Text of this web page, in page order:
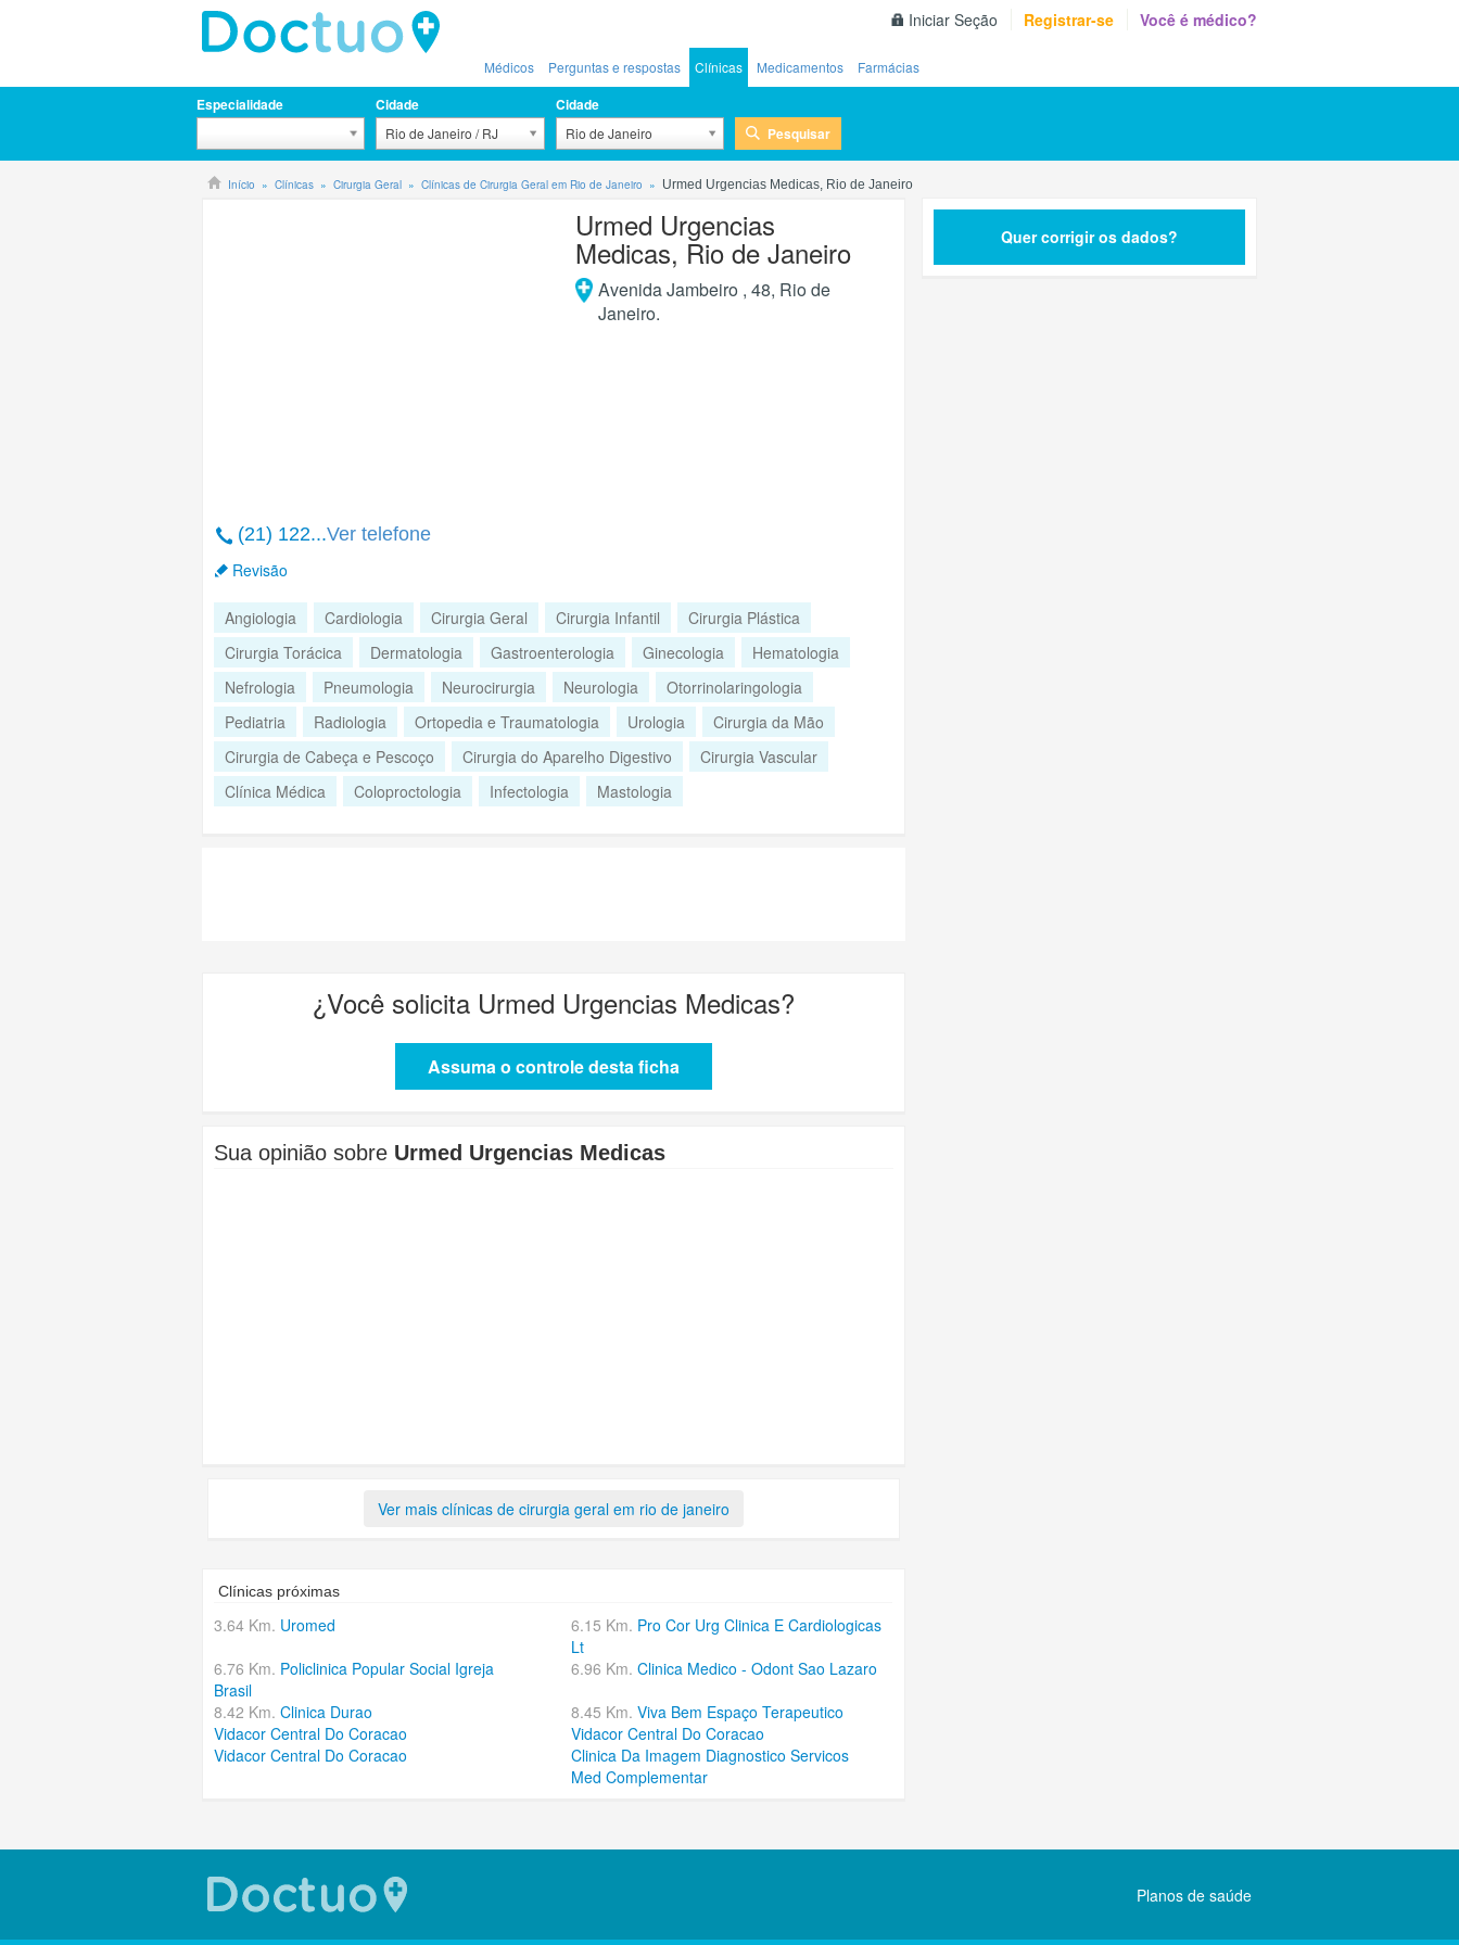
Iniciar Seção Registrar-se Você é médico?
Médicos Perguntas e respostas Clínicas Medicamentos Farmácias
Especialidade Cidade
Rio de Janeiro / RJ
Cidade
Rio de Janeiro Pesquisar
Início Clínicas Cirurgia Geral Clínicas de Cirurgia Geral em Rio de Janeiro Urmed Urgencias Medicas, Rio de Janeiro
(21) 122...Ver telefone
Revisão
Urmed Urgencias
Medicas, Rio de Janeiro
Avenida Jambeiro , 48, Rio de
Janeiro.
Angiologia Cardiologia Cirurgia Geral Cirurgia Infantil
Cirurgia Plástica
Cirurgia Torácica
Dermatologia Gastroenterologia Ginecologia
Hematologia
Nefrologia
Pneumologia Neurocirurgia Neurologia
Otorrinolaringologia
Pediatria
Radiologia Ortopedia e Traumatologia Urologia
Cirurgia da Mão
Cirurgia de Cabeça e Pescoço
Cirurgia do Aparelho Digestivo
Cirurgia Vascular
Clínica Médica
Coloproctologia Infectologia Mastologia
¿Você solicita Urmed Urgencias Medicas?
Assuma o controle desta ficha
Sua opinião sobre Urmed Urgencias Medicas
Ver mais clínicas de cirurgia geral em rio de janeiro
Clínicas próximas
3.64 Km. Uromed 6.15 Km. Pro Cor Urg Clinica E Cardiologicas
Lt
6.76 Km. Policlinica Popular Social Igreja
Brasil
6.96 Km.Clinica Medico - Odont Sao Lazaro
8.42 Km. Clinica Durao 8.45 Km.Viva Bem Espaço Terapeutico
Vidacor Central Do Coracao
Vidacor Central Do Coracao
Vidacor Central Do Coracao
Clinica Da Imagem Diagnostico Servicos
Med Complementar
Quer corrigir os dados?
Planos de saúde